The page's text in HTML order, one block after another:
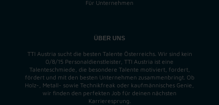
Für Unternehmen
ÜBER UNS
TTI Austria sucht die besten Talente Österreichs. Wir sind kein
0/8/15 Personaldienstleister, TTI Austria ist eine
Talenteschmiede, die besondere Talente motiviert, fordert,
fördert und mit den besten Unternehmen zusammenbringt. Ob
Holz-, Metall- sowie Technikfreak oder kaufmännisches Genie,
wir finden den perfekten Job für deinen nächsten
Karrieresprung.